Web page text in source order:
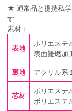
★ 通常品と提携私学
す
素材：
表地
ポリエステ
表面難燃加
裏地 アクリル系
芯材
ポリエステ
ポリエステ